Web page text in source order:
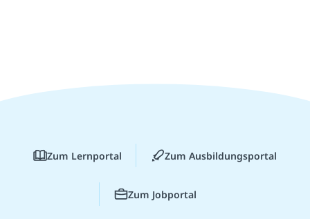
Zum Lernportal Zum Ausbildungsportal
Zum Jobportal